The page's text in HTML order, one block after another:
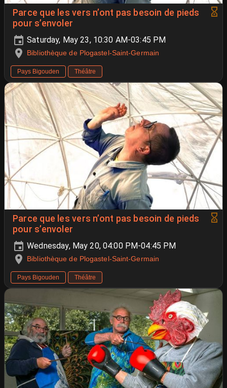
Parce que les vers n’ont pas besoin de pieds
pour s’envoler
Saturday, May 23, 10:30 AM-03:45 PM
Bibliothèque de Plogastel-Saint-Germain
Pays Bigouden Théâtre
Parce que les vers n’ont pas besoin de pieds
pour s’envoler
Wednesday, May 20, 04:00 PM-04:45 PM
Bibliothèque de Plogastel-Saint-Germain
Pays Bigouden Théâtre